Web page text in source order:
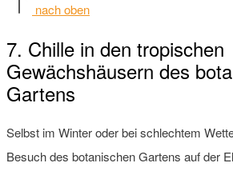
nach oben
7. Chille in den tropischen
Gewächshäusern des
Gartens
Selbst im Winter oder bei schlechtem
Besuch des botanischen Gartens auf der